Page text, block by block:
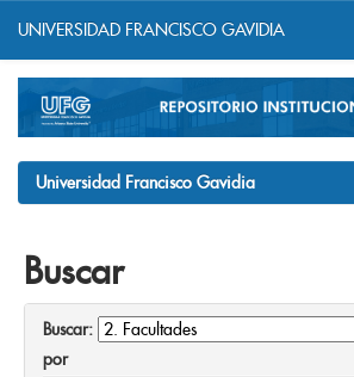
navigation
UNIVERSIDAD FRANCISCO GAVIDIA
Universidad Francisco Gavidia
Buscar
Buscar:
por